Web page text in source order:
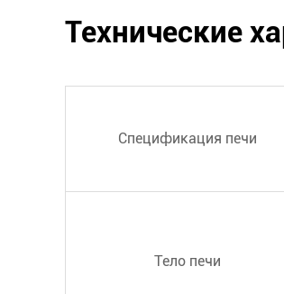
Технические
Спецификация печи
Тело печи